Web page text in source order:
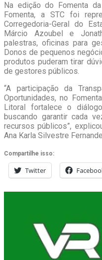
Na edição do Fomenta
Fomenta, a STC foi
Corregedoria-Geral do
Márcio Azoubel e
palestras, oficinas para
Donos de pequenos
produtos puderam tirar
de gestores públicos.
“A participação da
Oportunidades, no
Litoral fortalece o
buscando garantir cada
recursos públicos”,
Ana Karla Silvestre
Compartilhe isso:
Twitter